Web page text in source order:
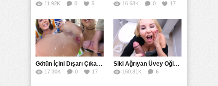
11.92K 0 5 16.68K 0 17
Götün İçini Dışarı Çıkarana Kadar Sokup Boşalttı
17.30K 0 17
Siki Ağrıyan Üvey Oğlunu Ağzına Boşaltarak İyileştirdi
160.81K
6